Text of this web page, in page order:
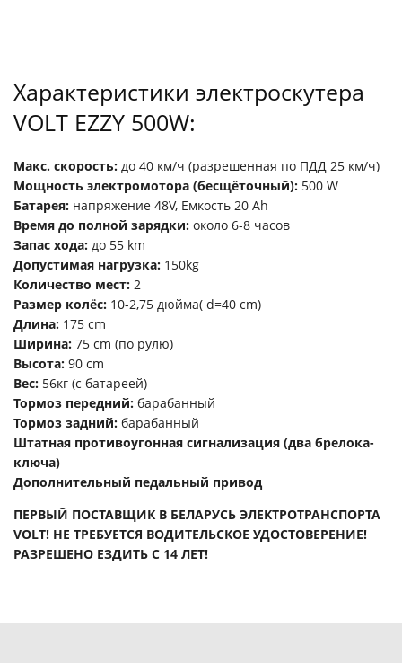
Характеристики электроскутера
VOLT EZZY 500W:
Макс. скорость: до 40 км/ч (разрешенная по ПДД 25 км/ч)
Мощность электромотора (бесщёточный): 500 W
Батарея: напряжение 48V, Емкость 20 Ah
Время до полной зарядки: около 6-8 часов
Запас хода: до 55 km
Допустимая нагрузка: 150kg
Количество мест: 2
Размер колёс: 10-2,75 дюйма( d=40 сm)
Длина: 175 сm
Ширина: 75 сm (по рулю)
Высота: 90 cm
Вес: 56кг (с батареей)
Тормоз передний: барабанный
Тормоз задний: барабанный
Штатная противоугонная сигнализация (два брелока-
ключа)
Дополнительный педальный привод
ПЕРВЫЙ ПОСТАВЩИК В БЕЛАРУСЬ ЭЛЕКТРОТРАНСПОРТА
VOLT! НЕ ТРЕБУЕТСЯ ВОДИТЕЛЬСКОЕ УДОСТОВЕРЕНИЕ!
РАЗРЕШЕНО ЕЗДИТЬ С 14 ЛЕТ!